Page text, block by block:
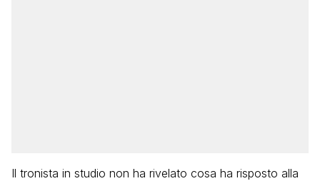
Il tronista in studio non ha rivelato cosa ha risposto alla